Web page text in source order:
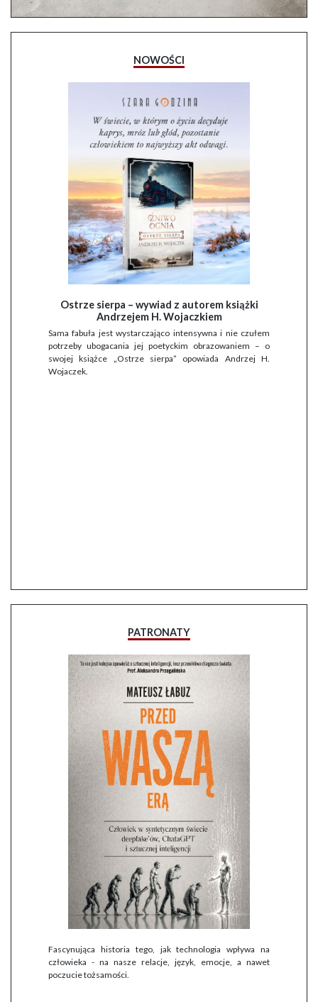
NOWOŚCI
Ostrze sierpa – wywiad z autorem książki
Andrzejem H. Wojaczkiem
Sama fabuła jest wystarczająco intensywna i nie czułem
potrzeby ubogacania jej poetyckim obrazowaniem – o
swojej książce „Ostrze sierpa” opowiada Andrzej H.
Wojaczek.
PATRONATY
Fascynująca historia tego, jak technologia wpływa na
człowieka - na nasze relacje, język, emocje, a nawet
poczucie tożsamości.